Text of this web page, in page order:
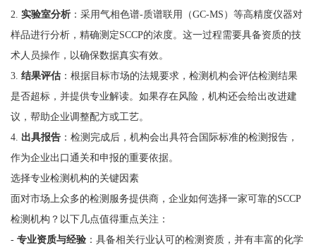
2. 实验室分析：采用气相色谱-质谱联用（GC-MS）等高精度仪器对
样品进行分析，精确测定SCCP的浓度。这一过程需要具备资质的技
术人员操作，以确保数据真实有效。
3. 结果评估：根据目标市场的法规要求，检测机构会评估检测结果
是否超标，并提供专业解读。如果存在风险，机构还会给出改进建
议，帮助企业调整配方或工艺。
4. 出具报告：检测完成后，机构会出具符合国际标准的检测报告，
作为企业出口通关和申报的重要依据。
选择专业检测机构的关键因素
面对市场上众多的检测服务提供商，企业如何选择一家可靠的SCCP
检测机构？以下几点值得重点关注：
- 专业资质与经验：具备相关行业认可的检测资质，并有丰富的化学